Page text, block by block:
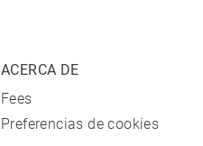
ACERCA DE
Fees
Preferencias de cookies